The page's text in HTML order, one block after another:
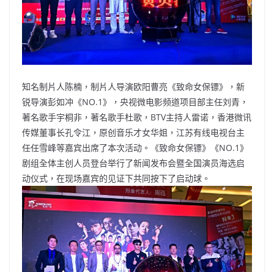
知名制片人陈楠，制片人导演欧阳曹亮《致命女保镖》，新
锐导演彭如冲《NO.1》，央视微电影频道项目部主任刘青，
著名歌手宇桐非，著名歌手杜歌，BTV主持人雷诺，香港微讯
传媒董事长孔令江，原创音乐才女华姐，江苏有线电视台主
任任雪峰等嘉宾出席了本次活动。《致命女保镖》《NO.1》
剧组全体主创人员登台举行了新闻发布会暨全国演员海选启
动仪式，在现场嘉宾的见证下共同按下了启动球。